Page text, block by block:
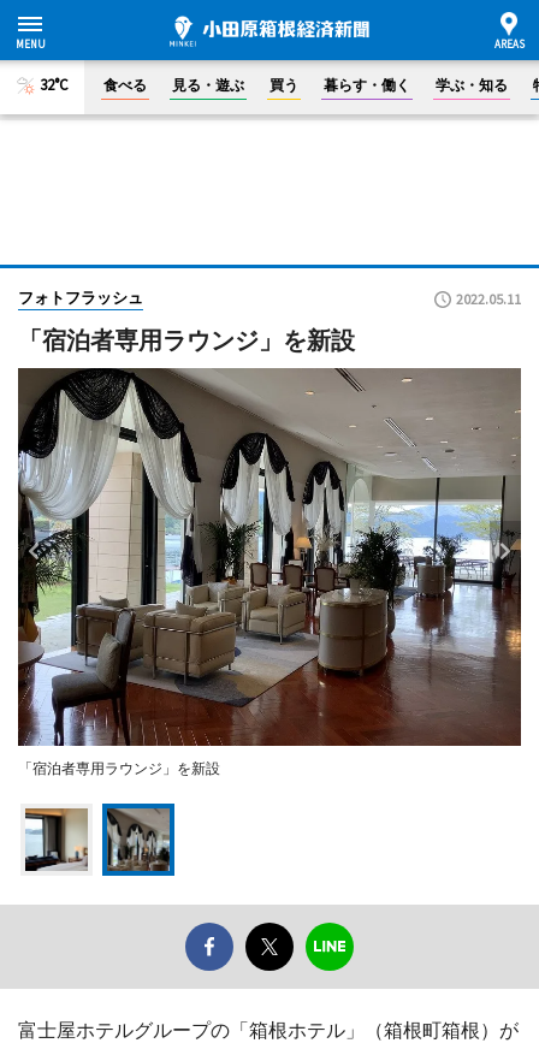
32°C 食べる 見る・遊ぶ 買う 暮らす・働く 学ぶ・知る
フォトフラッシュ 2022.05.11
「宿泊者専用ラウンジ」を新設
「宿泊者専用ラウンジ」を新設
富士屋ホテルグループの「箱根ホテル」（箱根町箱根）が